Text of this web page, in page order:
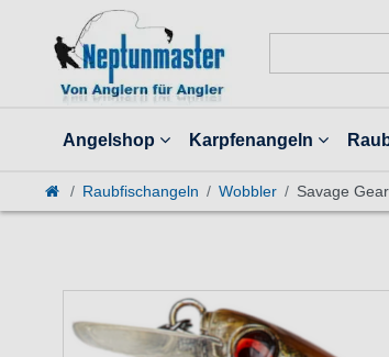
Angelshop Karpfenangeln
Raubfischangeln Wobbler Savage